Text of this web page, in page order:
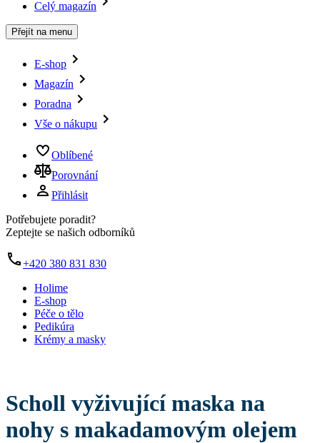
Celý magazín
Přejít na menu
E-shop
Magazín
Poradna
Vše o nákupu
Oblíbené
Porovnání
Přihlásit
Potřebujete poradit?
Zeptejte se našich odborníků
+420 380 831 830
Holime
E-shop
Péče o tělo
Pedikúra
Krémy a masky
Scholl vyživující maska na
nohy s makadamovým olejem